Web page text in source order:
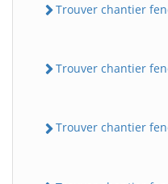
Trouver chantier
Trouver chantier
Trouver chantier